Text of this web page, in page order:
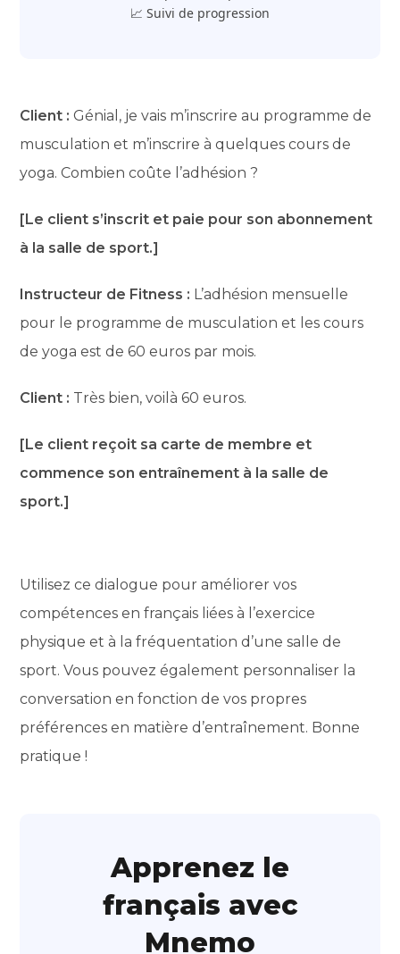
📈 Suivi de progression
Client : Génial, je vais m’inscrire au programme de
musculation et m’inscrire à quelques cours de
yoga. Combien coûte l’adhésion ?
[Le client s’inscrit et paie pour son abonnement
à la salle de sport.]
Instructeur de Fitness : L’adhésion mensuelle
pour le programme de musculation et les cours
de yoga est de 60 euros par mois.
Client : Très bien, voilà 60 euros.
[Le client reçoit sa carte de membre et
commence son entraînement à la salle de
sport.]
Utilisez ce dialogue pour améliorer vos
compétences en français liées à l’exercice
physique et à la fréquentation d’une salle de
sport. Vous pouvez également personnaliser la
conversation en fonction de vos propres
préférences en matière d’entraînement. Bonne
pratique !
Apprenez le
français avec
Mnemo